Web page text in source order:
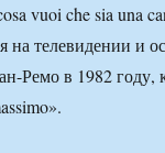
vuoi che sia una
телевидении и
Ремо в 1982 году,